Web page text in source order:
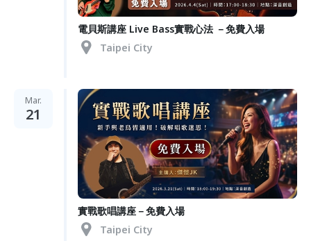
電貝斯講座 Live Bass實戰心法 －免費入場
Taipei City
Mar.
21
實戰歌唱講座－免費入場
Taipei City